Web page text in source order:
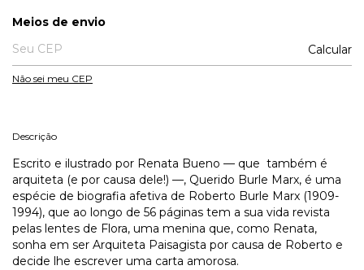
Entregas para o CEP:
Meios de envio
Calcular
Não sei meu CEP
Descrição
Escrito e ilustrado por Renata Bueno — que também é
arquiteta (e por causa dele!) —, Querido Burle Marx, é uma
espécie de biografia afetiva de Roberto Burle Marx (1909-
1994), que ao longo de 56 páginas tem a sua vida revista
pelas lentes de Flora, uma menina que, como Renata,
sonha em ser Arquiteta Paisagista por causa de Roberto e
decide lhe escrever uma carta amorosa.